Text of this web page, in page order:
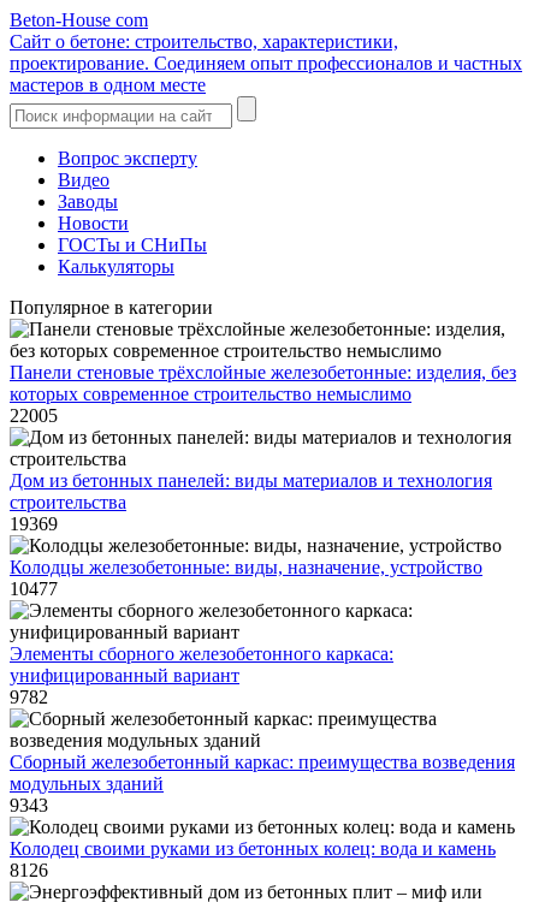
Beton-House com
Сайт о бетоне: строительство, характеристики,
проектирование. Соединяем опыт профессионалов и частных
мастеров в одном месте
Вопрос эксперту
Видео
Заводы
Новости
ГОСТы и СНиПы
Калькуляторы
Популярное в категории
Панели стеновые трёхслойные железобетонные: изделия, без
которых современное строительство немыслимо
22005
Дом из бетонных панелей: виды материалов и технология
строительства
19369
Колодцы железобетонные: виды, назначение, устройство
10477
Элементы сборного железобетонного каркаса:
унифицированный вариант
9782
Сборный железобетонный каркас: преимущества возведения
модульных зданий
9343
Колодец своими руками из бетонных колец: вода и камень
8126